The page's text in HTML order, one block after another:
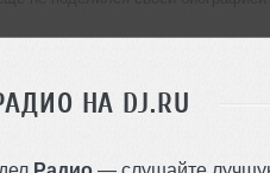
НА DJ.RU
Радио — слушайте